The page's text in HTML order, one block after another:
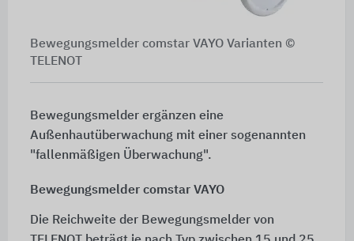
Bewegungsmelder comstar VAYO Varianten ©
TELENOT
Bewegungsmelder ergänzen eine
Außenhautüberwachung mit einer sogenannten
"fallenmäßigen Überwachung".
Bewegungsmelder comstar VAYO
Die Reichweite der Bewegungsmelder von